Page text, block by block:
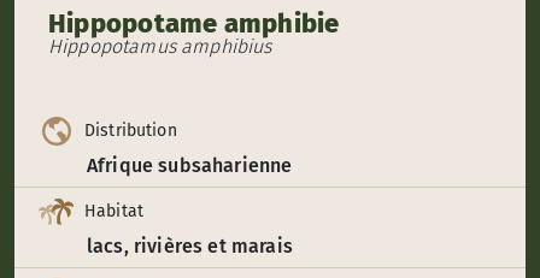
Hippopotame amphibie
Hippopotamus amphibius
Distribution
Afrique subsaharienne
Habitat
lacs, rivières et marais